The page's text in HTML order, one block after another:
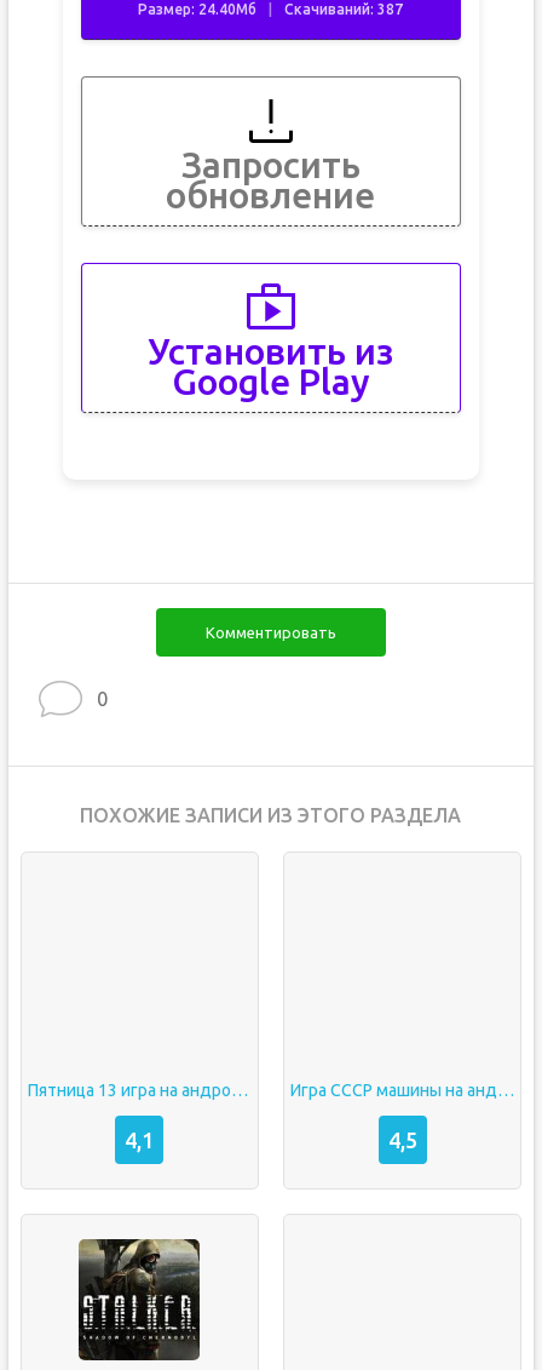
Размер: 24.40Мб Скачиваний: 387
Запросить
обновление
Установить из
Google Play
Комментировать
0
ПОХОЖИЕ ЗАПИСИ ИЗ ЭТОГО РАЗДЕЛА
Пятница 13 игра на андроид
4,1
Игра СССР машины на андроид
4,5